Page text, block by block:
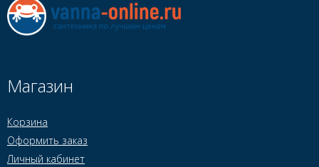
Магазин
Корзина
Оформить заказ
Личный кабинет